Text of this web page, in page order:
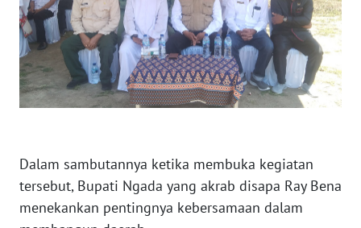
Dalam sambutannya ketika membuka kegiatan
tersebut, Bupati Ngada yang akrab disapa Ray Bena
menekankan pentingnya kebersamaan dalam
WN
JOGJA
WN
JATIM
BALI
WN